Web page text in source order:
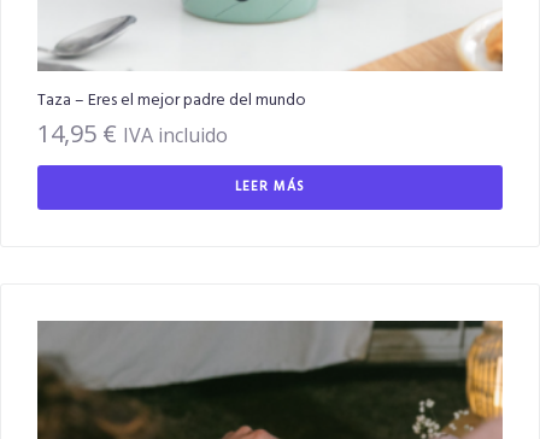
Taza – Eres el mejor padre del mundo
14,95 € IVA incluido
LEER MÁS